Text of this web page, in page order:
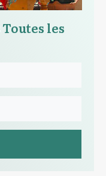
Toutes les